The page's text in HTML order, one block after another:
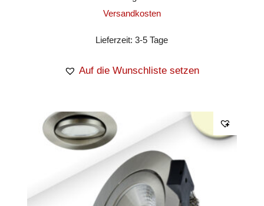
Versandkosten
Lieferzeit:3-5 Tage
Auf die Wunschliste setzen